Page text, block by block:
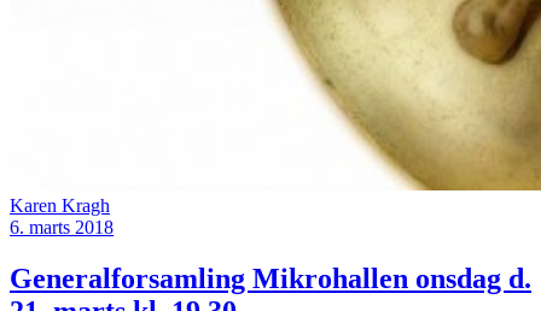
Karen Kragh
6. marts 2018
Generalforsamling Mikrohallen onsdag d.